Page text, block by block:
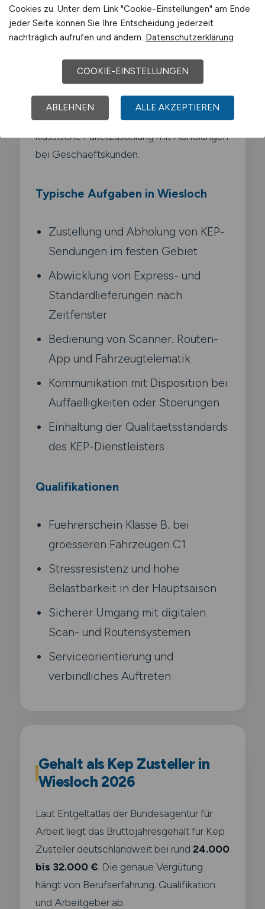
wie DHL. UPS. GLS. DPD oder Hermes.
Deine Aufgabe ist die effiziente
einem klar definierten Zustellgebiet. Du
arbeitest mit moderner Scanner- und
Routen-Technik. haeltst enge
Zeitvorgaben ein und kombinierst
klassische Paketzustellung mit Abholungen
bei Geschaeftskunden.
Typische Aufgaben in Wiesloch
Zustellung und Abholung von KEP-
Sendungen im festen Gebiet
Abwicklung von Express- und
Standardlieferungen nach
Zeitfenster
Bedienung von Scanner. Routen-
App und Fahrzeugtelematik
Kommunikation mit Disposition bei
Auffaelligkeiten oder Stoerungen
Einhaltung der Qualitaetsstandards
des KEP-Dienstleisters
Qualifikationen
Fuehrerschein Klasse B. bei
groesseren Fahrzeugen C1
Stressresistenz und hohe
Belastbarkeit in der Hauptsaison
Sicherer Umgang mit digitalen
Scan- und Routensystemen
Serviceorientierung und
verbindliches Auftreten
Gehalt als Kep Zusteller in
Wiesloch 2026
Laut Entgeltatlas der Bundesagentur für
Arbeit liegt das Bruttojahresgehalt für Kep
Zusteller deutschlandweit bei rund 24.000
bis 32.000 €. Die genaue Vergütung
hängt von Berufserfahrung. Qualifikation
und Arbeitgeber ab.
Cookies zu. Unter dem Link "Cookie-Einstellungen" am Ende
jeder Seite können Sie Ihre Entscheidung jederzeit
nachträglich aufrufen und ändern. Datenschutzerklärung
COOKIE-EINSTELLUNGEN
ABLEHNEN ALLE AKZEPTIEREN